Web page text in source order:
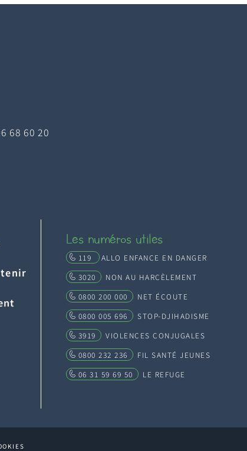
68 60 20
Les numéros utiles
119
ALLO ENFANCE EN DANGER
3020
NON AU HARCÈLEMENT
0800 200 000
NET ÉCOUTE
0800 005 696
STOP-DJIHADISME
3919
VIOLENCES CONJUGALES
0800 232 236
FIL SANTÉ JEUNES
06 31 59 69 50
LE REFUGE